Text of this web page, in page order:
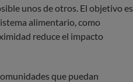
unos de otros. El objetivo es
alimentario, como
reduce el impacto
que puedan